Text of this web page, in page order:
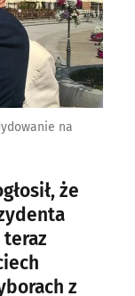
na
że
z